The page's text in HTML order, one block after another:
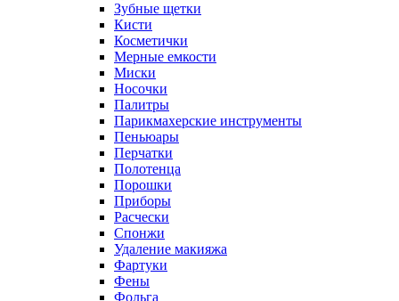
Зубные щетки
Кисти
Косметички
Мерные емкости
Миски
Носочки
Палитры
Парикмахерские инструменты
Пеньюары
Перчатки
Полотенца
Порошки
Приборы
Расчески
Спонжи
Удаление макияжа
Фартуки
Фены
Фольга